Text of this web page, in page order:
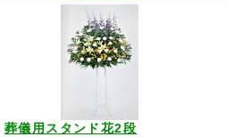
葬儀用スタンド花2段